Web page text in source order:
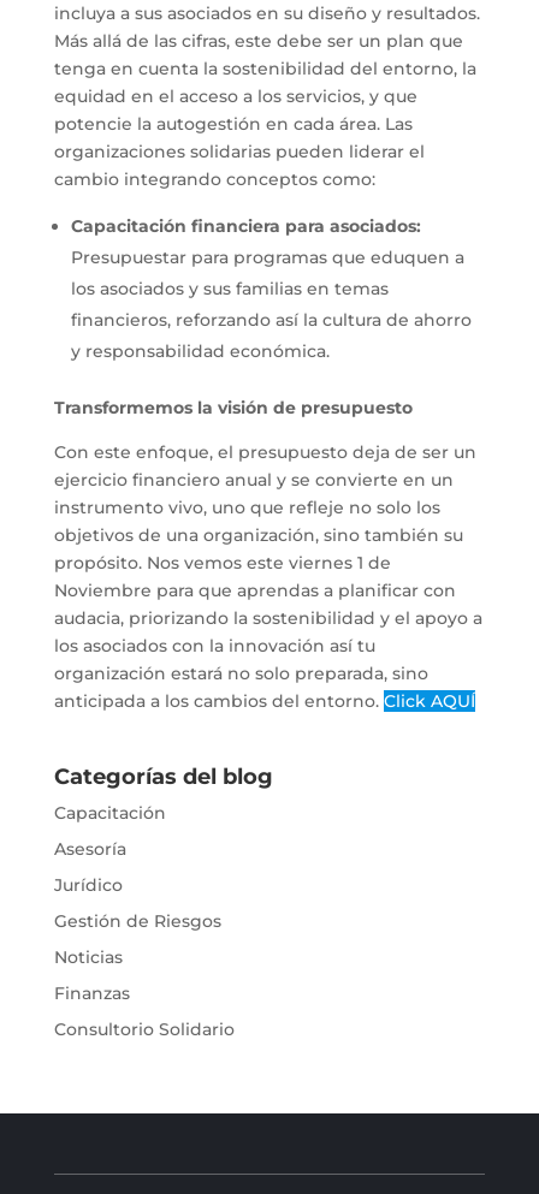
incluya a sus asociados en su diseño y resultados.
Más allá de las cifras, este debe ser un plan que
tenga en cuenta la sostenibilidad del entorno, la
equidad en el acceso a los servicios, y que
potencie la autogestión en cada área. Las
organizaciones solidarias pueden liderar el
cambio integrando conceptos como:
Capacitación financiera para asociados:
Presupuestar para programas que eduquen a
los asociados y sus familias en temas
financieros, reforzando así la cultura de ahorro
y responsabilidad económica.
Transformemos la visión de presupuesto
Con este enfoque, el presupuesto deja de ser un
ejercicio financiero anual y se convierte en un
instrumento vivo, uno que refleje no solo los
objetivos de una organización, sino también su
propósito. Nos vemos este viernes 1 de
Noviembre para que aprendas a planificar con
audacia, priorizando la sostenibilidad y el apoyo a
los asociados con la innovación así tu
organización estará no solo preparada, sino
anticipada a los cambios del entorno. Click AQUÍ
Categorías del blog
Capacitación
Asesoría
Jurídico
Gestión de Riesgos
Noticias
Finanzas
Consultorio Solidario